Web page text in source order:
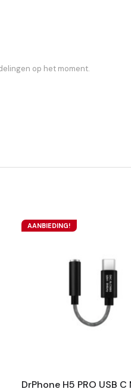
op het moment.
AANBIEDING!
DrPhone H5 PRO USB C